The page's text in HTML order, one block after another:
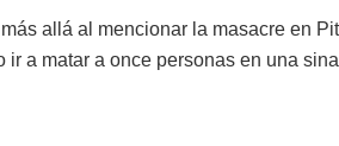
allá al mencionar la masacre en
ir a matar a once personas en una